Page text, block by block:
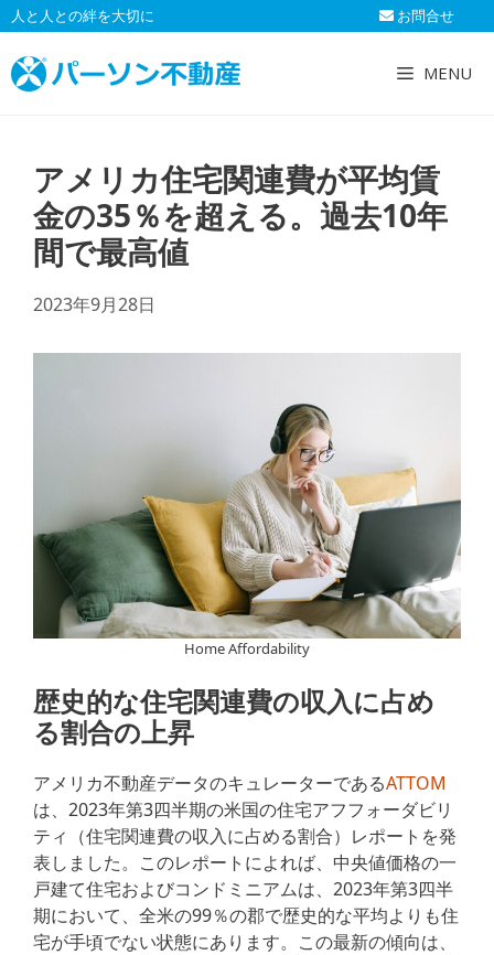
コ
ン
テ
ン
人と人との絆を大切に お問合せ
MENU
アメリカ住宅関連費が平均賃
金の35％を超える。過去10年
間で最高値
2023年9月28日
Home Affordability
歴史的な住宅関連費の収入に占め
る割合の上昇
アメリカ不動産データのキュレーターであるATTOM
は、2023年第3四半期の米国の住宅アフフォーダビリ
ティ（住宅関連費の収入に占める割合）レポートを発
表しました。このレポートによれば、中央値価格の一
戸建て住宅およびコンドミニアムは、2023年第3四半
期において、全米の99％の郡で歴史的な平均よりも住
宅が手頃でない状態にあります。この最新の傾向は、